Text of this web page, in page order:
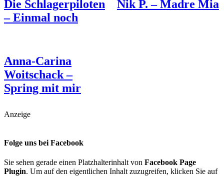
Die Schlagerpiloten
– Einmal noch
Nik P. – Madre Mia
Anna-Carina
Woitschack –
Spring mit mir
Anzeige
Folge uns bei Facebook
Sie sehen gerade einen Platzhalterinhalt von Facebook Page
Plugin. Um auf den eigentlichen Inhalt zuzugreifen, klicken Sie auf